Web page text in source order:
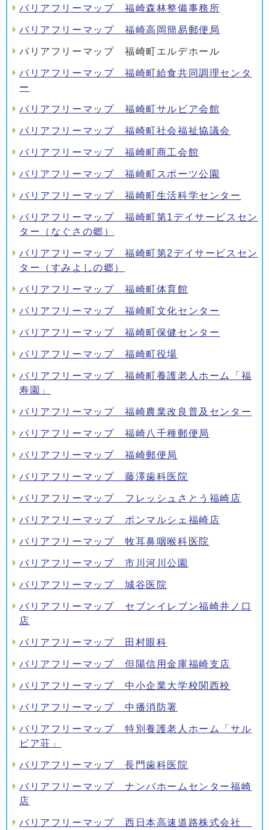
バリアフリーマップ 福崎森林整備事務所
バリアフリーマップ 福崎高岡簡易郵便局
バリアフリーマップ 福崎町エルデホール
バリアフリーマップ 福崎町給食共同調理センタ
ー
バリアフリーマップ 福崎町サルビア会館
バリアフリーマップ 福崎町社会福祉協議会
バリアフリーマップ 福崎町商工会館
バリアフリーマップ 福崎町スポーツ公園
バリアフリーマップ 福崎町生活科学センター
バリアフリーマップ 福崎町第1デイサービスセン
ター（なぐさの郷）
バリアフリーマップ 福崎町第2デイサービスセン
ター（すみよしの郷）
バリアフリーマップ 福崎町体育館
バリアフリーマップ 福崎町文化センター
バリアフリーマップ 福崎町保健センター
バリアフリーマップ 福崎町役場
バリアフリーマップ 福崎町養護老人ホーム「福
寿園」
バリアフリーマップ 福崎農業改良普及センター
バリアフリーマップ 福崎八千種郵便局
バリアフリーマップ 福崎郵便局
バリアフリーマップ 藤澤歯科医院
バリアフリーマップ フレッシュさとう福崎店
バリアフリーマップ ボンマルシェ福崎店
バリアフリーマップ 牧耳鼻咽喉科医院
バリアフリーマップ 市川河川公園
バリアフリーマップ 城谷医院
バリアフリーマップ セブンイレブン福崎井ノ口
店
バリアフリーマップ 田村眼科
バリアフリーマップ 但陽信用金庫福崎支店
バリアフリーマップ 中小企業大学校関西校
バリアフリーマップ 中播消防署
バリアフリーマップ 特別養護老人ホーム「サル
ビア荘」
バリアフリーマップ 長門歯科医院
バリアフリーマップ ナンバホームセンター福崎
店
バリアフリーマップ 西日本高速道路株式会社